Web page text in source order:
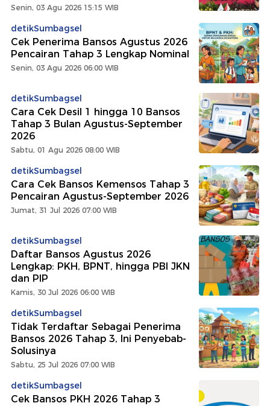
Senin, 03 Agu 2026 15:15 WIB
detikSumbagsel
Cek Penerima Bansos Agustus 2026
Pencairan Tahap 3 Lengkap Nominal
Senin, 03 Agu 2026 06:00 WIB
detikSumbagsel
Cara Cek Desil 1 hingga 10 Bansos
Tahap 3 Bulan Agustus-September
2026
Sabtu, 01 Agu 2026 08:00 WIB
detikSumbagsel
Cara Cek Bansos Kemensos Tahap 3
Pencairan Agustus-September 2026
Jumat, 31 Jul 2026 07:00 WIB
detikSumbagsel
Daftar Bansos Agustus 2026
Lengkap: PKH, BPNT, hingga PBI JKN
dan PIP
Kamis, 30 Jul 2026 06:00 WIB
detikSumbagsel
Tidak Terdaftar Sebagai Penerima
Bansos 2026 Tahap 3, Ini Penyebab-
Solusinya
Sabtu, 25 Jul 2026 07:00 WIB
detikSumbagsel
Cek Bansos PKH 2026 Tahap 3